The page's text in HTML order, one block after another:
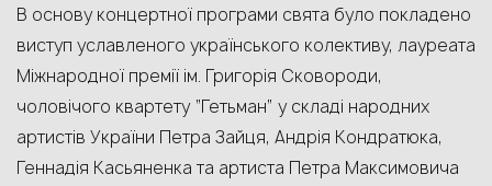
В основу концертної програми свята було покладено
виступ уславленого українського колективу, лауреата
Міжнародної премії ім. Григорія Сковороди,
чоловічого квартету “Гетьман” у складі народних
артистів України Петра Зайця, Андрія Кондратюка,
Геннадія Касьяненка та артиста Петра Максимовича